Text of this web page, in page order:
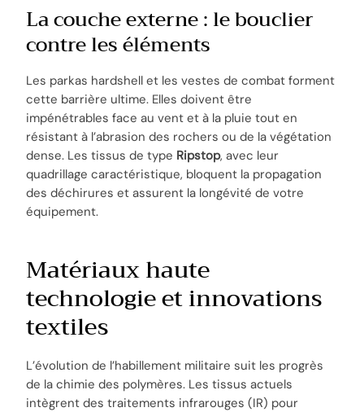
La couche externe : le bouclier
contre les éléments
Les parkas hardshell et les vestes de combat forment
cette barrière ultime. Elles doivent être
impénétrables face au vent et à la pluie tout en
résistant à l’abrasion des rochers ou de la végétation
dense. Les tissus de type Ripstop, avec leur
quadrillage caractéristique, bloquent la propagation
des déchirures et assurent la longévité de votre
équipement.
Matériaux haute
technologie et innovations
textiles
L’évolution de l’habillement militaire suit les progrès
de la chimie des polymères. Les tissus actuels
intègrent des traitements infrarouges (IR) pour